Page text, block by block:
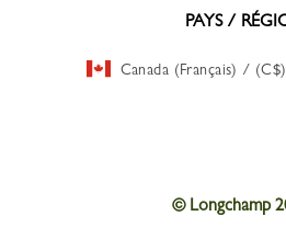
PAYS /
Canada (Français) / (C$)
© Longchamp